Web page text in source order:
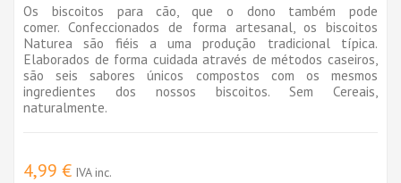
Os biscoitos para cão, que o dono também pode
comer. Confeccionados de forma artesanal, os biscoitos
Naturea são fiéis a uma produção tradicional típica.
Elaborados de forma cuidada através de métodos caseiros,
são seis sabores únicos compostos com os mesmos
ingredientes dos nossos biscoitos. Sem Cereais,
naturalmente.
4,99 € IVA inc.